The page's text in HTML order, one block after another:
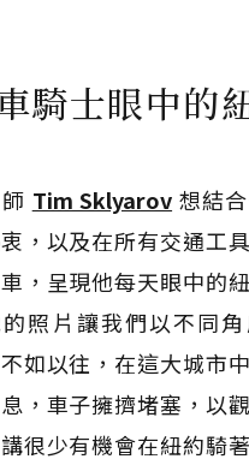
騎士眼中的
Tim Sklyarov 想結
，以及在所有交通工
，呈現他每天眼中的
照片讓我們以不同
如以往，在這大城市
，車子擁擠堵塞，以
很少有機會在紐約騎